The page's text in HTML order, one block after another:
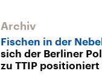
Archiv
Fischen in der
sich der Berliner
zu TTIP positioniert